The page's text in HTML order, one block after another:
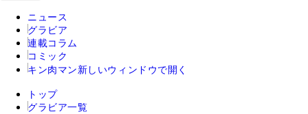
ニュース
グラビア
連載コラム
コミック
キン肉マン 新しいウィンドウで開く
トップ
グラビア一覧